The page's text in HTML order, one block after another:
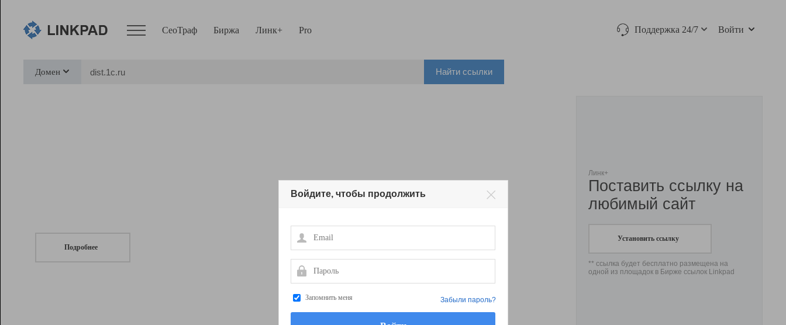
СеоТраф Биржа Линк+ Pro Поддержка 24/7 Войти
Домен Найти ссылки
Подробнее
Линк+
Поставить ссылку на
любимый сайт
Установить ссылку
** ссылка будет бесплатно размещена на
одной из площадок в Бирже ссылок Linkpad
Войдите, чтобы продолжить
Email
Пароль
Запомнить меня Забыли пароль?